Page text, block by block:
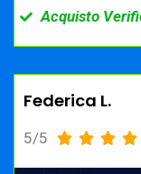
Acquisto
Federica L.
5/5    